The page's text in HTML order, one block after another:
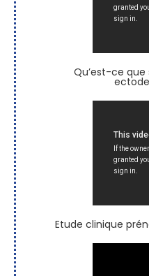
Qu’est-ce que
Etude clinique